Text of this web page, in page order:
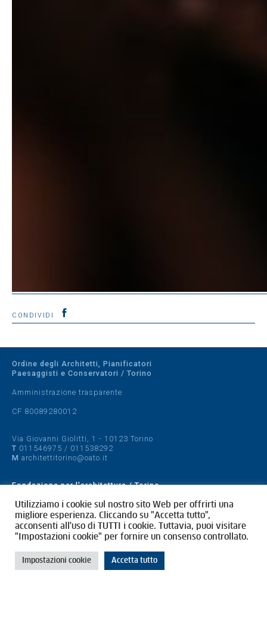
CONDIVIDI
Ordine degli Architetti, Pianificatori
Paesaggisti e Conservatori / Torino
Amministrazione trasparente
CF 80089280012
Via Giovanni Giolitti, 1 - 10123 Torino
T 011546975 / 011538292
M architettitorino@oato.it
Fondazione per l'architettura / Torino
Designed by quattrolinee.it
Cookie Policy
Privacy Policy
Utilizziamo i cookie sul nostro sito Web per offrirti una
migliore esperienza. Cliccando su "Accetta tutto",
acconsenti all'uso di TUTTI i cookie. Tuttavia, puoi visitare
"Impostazioni cookie" per fornire un consenso controllato.
Impostazioni cookie Accetta tutto